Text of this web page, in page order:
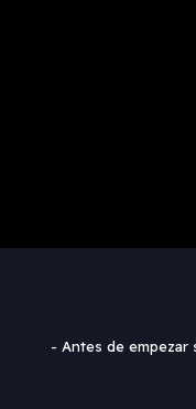
- Antes de empezar